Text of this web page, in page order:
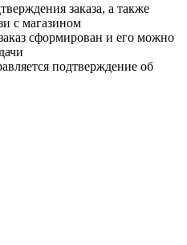
заказа, а также
с магазином
сформирован и его можно
подтверждение об